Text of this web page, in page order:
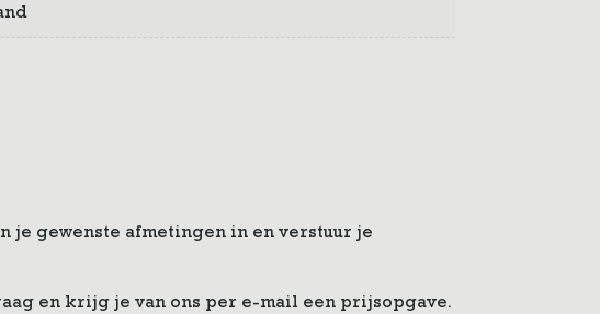
je gewenste afmetingen in en verstuur je
en krijg je van ons per e-mail een prijsopgave.